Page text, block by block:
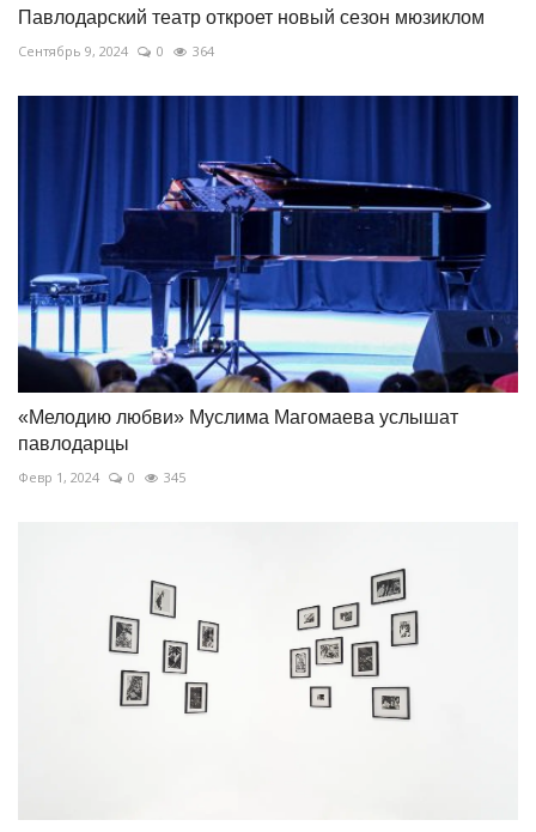
Павлодарский театр откроет новый сезон мюзиклом
Сентябрь 9, 2024 0 364
«Мелодию любви» Муслима Магомаева услышат
павлодарцы
Февр 1, 2024 0 345